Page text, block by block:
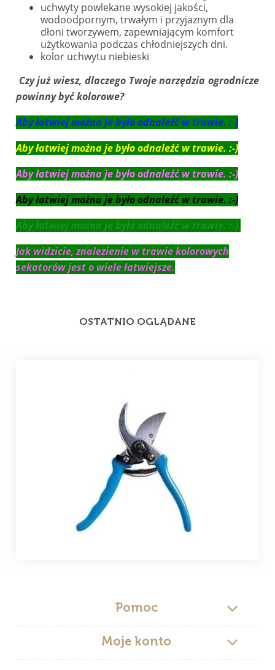
uchwyty powlekane wysokiej jakości,
wodoodpornym, trwałym i przyjaznym dla
dłoni tworzywem, zapewniającym komfort
użytkowania podczas chłodniejszych dni.
kolor uchwytu niebieski
Czy już wiesz, dlaczego Twoje narzędzia ogrodnicze
powinny być kolorowe?
Aby łatwiej można je było odnaleźć w trawie. :-)
Aby łatwiej można je było odnaleźć w trawie. :-)
Aby łatwiej można je było odnaleźć w trawie. :-)
Aby łatwiej można je było odnaleźć w trawie. :-)
Aby łatwiej można je było odnaleźć w trawie. :-)
Jak widzicie, znalezienie w trawie kolorowych
sekatorów jest o wiele łatwiejsze.
OSTATNIO OGLĄDANE
Pomoc
Moje konto